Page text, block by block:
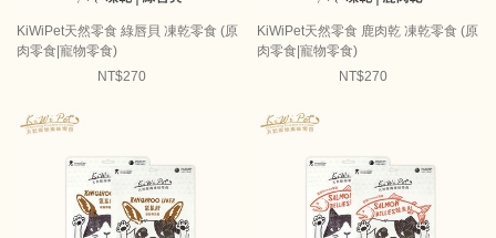
KiWiPet天然零食 綠唇貝 凍乾零食 (原
肉零食|寵物零食)
NT$270
KiWiPet天然零食 鹿肉乾 凍乾零食 (原
肉零食|寵物零食)
NT$270